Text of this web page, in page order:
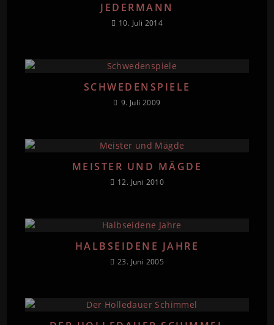
JEDERMANN
10. Juli 2014
SCHWEDENSPIELE
9. Juli 2009
MEISTER UND MÄGDE
12. Juni 2010
HALBSEIDENE JAHRE
23. Juni 2005